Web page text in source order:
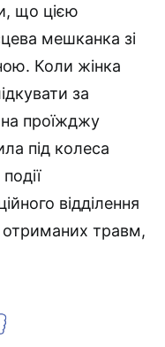
що цією
мешканка зі
Коли жінка
за
проїжджу
під колеса
відділення
отриманих травм,